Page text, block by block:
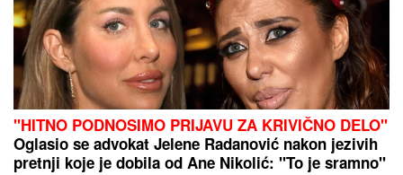
"HITNO PODNOSIMO PRIJAVU ZA KRIVIČNO DELO"
Oglasio se advokat Jelene Radanović nakon jezivih
pretnji koje je dobila od Ane Nikolić: "To je sramno"